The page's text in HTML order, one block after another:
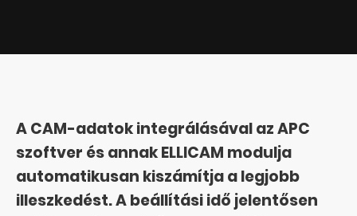
A CAM-adatok integrálásával az APC
szoftver és annak ELLICAM modulja
automatikusan kiszámítja a legjobb
illeszkedést. A beállítási idő jelentősen